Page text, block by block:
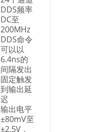
DDS频率
DC至
200MHz
DDS命令
可以以
6.4ns的
间隔发出
固定触发
到输出延
迟
输出电平
±80mV至
±2.5V，